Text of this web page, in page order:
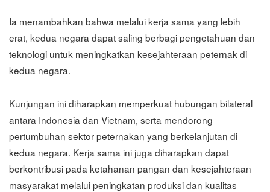
Ia menambahkan bahwa melalui kerja sama yang lebih
erat, kedua negara dapat saling berbagi pengetahuan dan
teknologi untuk meningkatkan kesejahteraan peternak di
kedua negara.
Kunjungan ini diharapkan memperkuat hubungan bilateral
antara Indonesia dan Vietnam, serta mendorong
pertumbuhan sektor peternakan yang berkelanjutan di
kedua negara. Kerja sama ini juga diharapkan dapat
berkontribusi pada ketahanan pangan dan kesejahteraan
masyarakat melalui peningkatan produksi dan kualitas